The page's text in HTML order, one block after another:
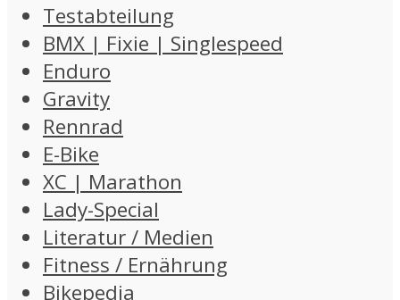
Testabteilung
BMX | Fixie | Singlespeed
Enduro
Gravity
Rennrad
E-Bike
XC | Marathon
Lady-Special
Literatur / Medien
Fitness / Ernährung
Bikepedia